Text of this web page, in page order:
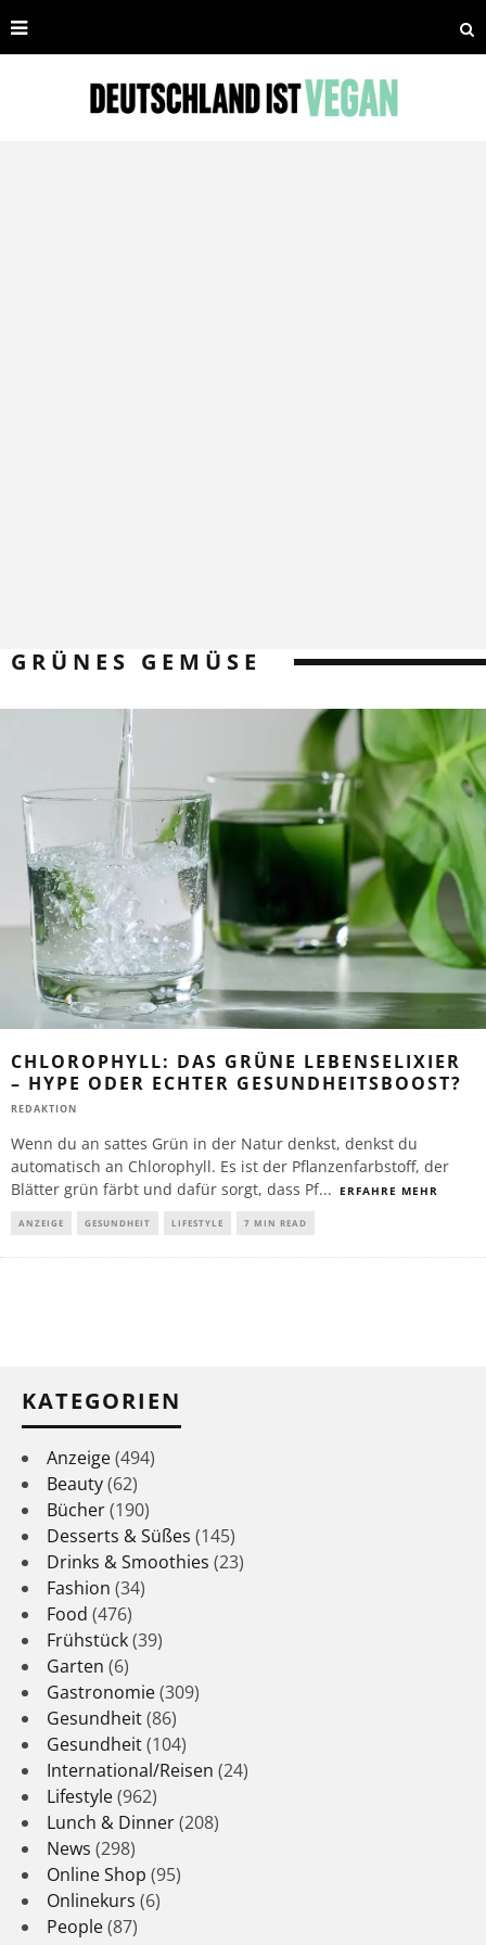
GRÜNES GEMÜSE
CHLOROPHYLL: DAS GRÜNE LEBENSELIXIER
– HYPE ODER ECHTER GESUNDHEITSBOOST?
REDAKTION
Wenn du an sattes Grün in der Natur denkst, denkst du
automatisch an Chlorophyll. Es ist der Pflanzenfarbstoff, der
Blätter grün färbt und dafür sorgt, dass Pf... ERFAHRE MEHR
ANZEIGE GESUNDHEIT LIFESTYLE 7 MIN READ
KATEGORIEN
Anzeige(494)
Beauty(62)
Bücher(190)
Desserts & Süßes (145)
Drinks & Smoothies (23)
Fashion (34)
Food (476)
Frühstück(39)
Garten (6)
Gastronomie(309)
Gesundheit(86)
Gesundheit(104)
International/Reisen (24)
Lifestyle(962)
Lunch & Dinner(208)
News (298)
Online Shop (95)
Onlinekurs (6)
People(87)